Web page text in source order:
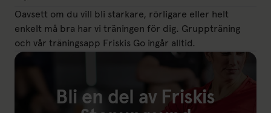
Oavsett om du vill bli starkare, rörligare eller helt
enkelt må bra har vi träningen för dig. Gruppträning
och vår träningsapp Friskis Go ingår alltid.
Bli en del av Friskis